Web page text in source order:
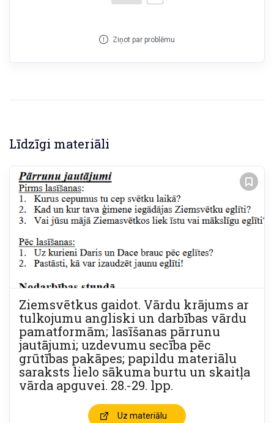
Ziņot par problēmu
Līdzīgi materiāli
Ziemsvētkus gaidot. Vārdu krājums ar
tulkojumu angliski un darbības vārdu
pamatformām; lasīšanas pārrunu
jautājumi; uzdevumu secība pēc
grūtības pakāpes; papildu materiālu
saraksts lielo sākuma burtu un skaitļa
vārda apguvei. 28.-29. lpp.
Uz materiālu